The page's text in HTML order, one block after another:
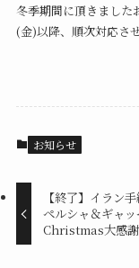
冬季期間に頂きました
(金)以降、順次対応さ
お知らせ
【終了】イラン
ペルシャ＆ギャ
Christmas大感